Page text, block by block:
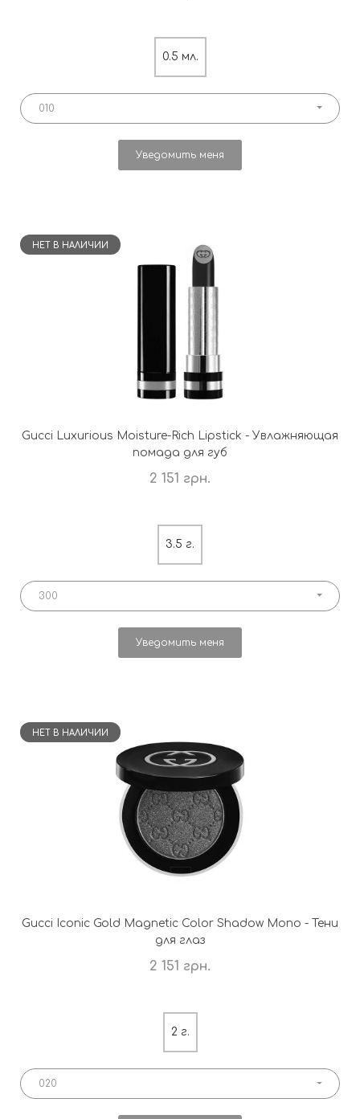
0.5 мл.
010
Уведомить меня
НЕТ В НАЛИЧИИ
Gucci Luxurious Moisture-Rich Lipstick - Увлажняющая
помада для губ
2 151 грн.
3.5 г.
300
Уведомить меня
НЕТ В НАЛИЧИИ
Gucci Iconic Gold Magnetic Color Shadow Mono - Тени
для глаз
2 151 грн.
2 г.
020